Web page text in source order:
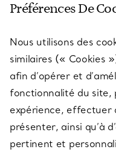
SERVICES
À PROPOS
QUESTIONS LÉGALES
Préférences De
Nous utilisons des
similaires (« Cookies
afin d’opérer et
fonctionnalité du site,
expérience, effectuer
présenter, ainsi qu’à
pertinent et